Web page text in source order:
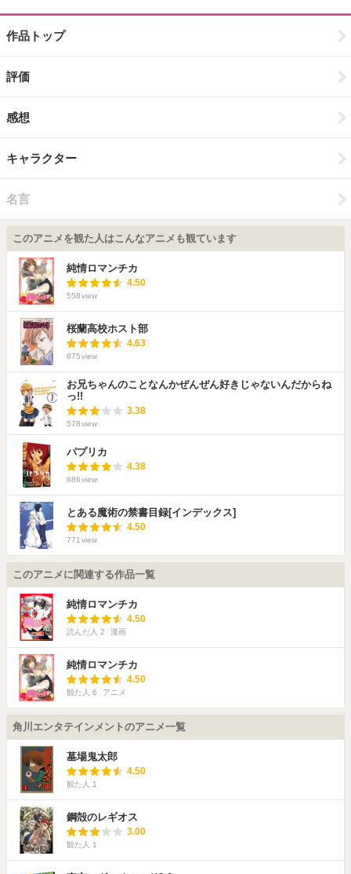
作品トップ
評価
感想
キャラクター
名言
このアニメを観た人はこんなアニメも観ています
純情ロマンチカ
4.50
558view
桜蘭高校ホスト部
4.63
875view
お兄ちゃんのことなんかぜんぜん好きじゃないんだからね
っ!!
3.38
578view
パプリカ
4.38
686view
とある魔術の禁書目録[インデックス]
4.50
771 view
このアニメに関連する作品一覧
純情ロマンチカ
4.50
読んだ人 2 漫画
純情ロマンチカ
4.50
観た人 6 アニメ
角川エンタテインメントのアニメ一覧
墓場鬼太郎
4.50
観た人 1
鋼殻のレギオス
3.00
観た人 1